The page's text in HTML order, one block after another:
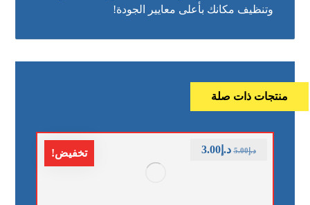
وتنظيف مكانك بأعلى معايير الجودة!
منتجات ذات صلة
تخفيض! د.إ5.00 د.إ3.00